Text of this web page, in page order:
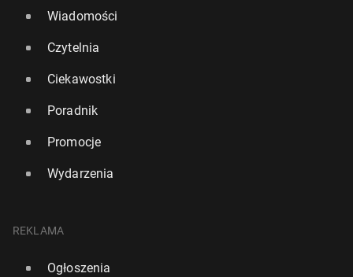
Wiadomości
Czytelnia
Ciekawostki
Poradnik
Promocje
Wydarzenia
REKLAMA
Ogłoszenia